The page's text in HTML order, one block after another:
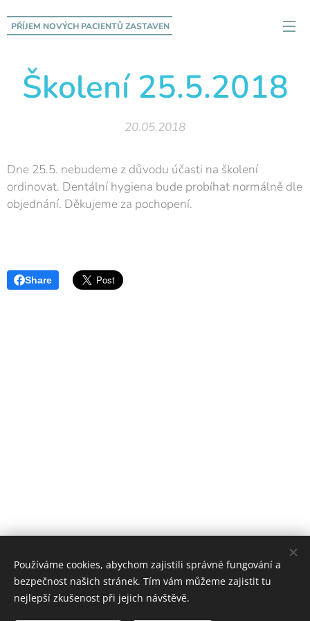
PŘÍJEM NOVÝCH PACIENTŮZASTAVEN
Školení 25.5.2018
20.05.2018
Dne 25.5. nebudeme z důvodu účasti na školení
ordinovat. Dentální hygiena bude probíhat normálně dle
objednání. Děkujeme za pochopení.
Share
Používáme cookies, abychom zajistili správné fungování a
bezpečnost našich stránek. Tím vám můžeme zajistit tu
nejlepší zkušenost při jejich návštěvě.